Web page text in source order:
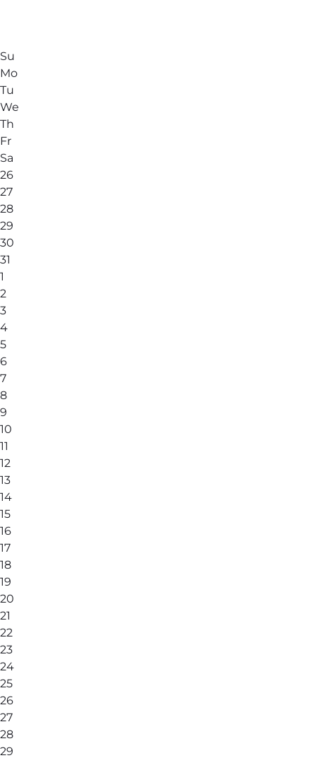
Su
Mo
Tu
We
Th
Fr
Sa
26
27
28
29
30
31
1
2
3
4
5
6
7
8
9
10
11
12
13
14
15
16
17
18
19
20
21
22
23
24
25
26
27
28
29